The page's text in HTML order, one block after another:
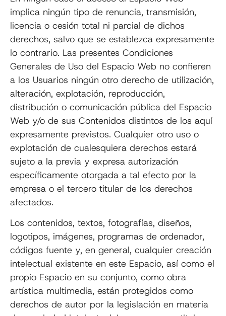
implica ningún tipo de renuncia, transmisión,
licencia o cesión total ni parcial de dichos
derechos, salvo que se establezca expresamente
lo contrario. Las presentes Condiciones
Generales de Uso del Espacio Web no confieren
a los Usuarios ningún otro derecho de utilización,
alteración, explotación, reproducción,
distribución o comunicación pública del Espacio
Web y/o de sus Contenidos distintos de los aquí
expresamente previstos. Cualquier otro uso o
explotación de cualesquiera derechos estará
sujeto a la previa y expresa autorización
específicamente otorgada a tal efecto por la
empresa o el tercero titular de los derechos
afectados.
Los contenidos, textos, fotografías, diseños,
logotipos, imágenes, programas de ordenador,
códigos fuente y, en general, cualquier creación
intelectual existente en este Espacio, así como el
propio Espacio en su conjunto, como obra
artística multimedia, están protegidos como
derechos de autor por la legislación en materia